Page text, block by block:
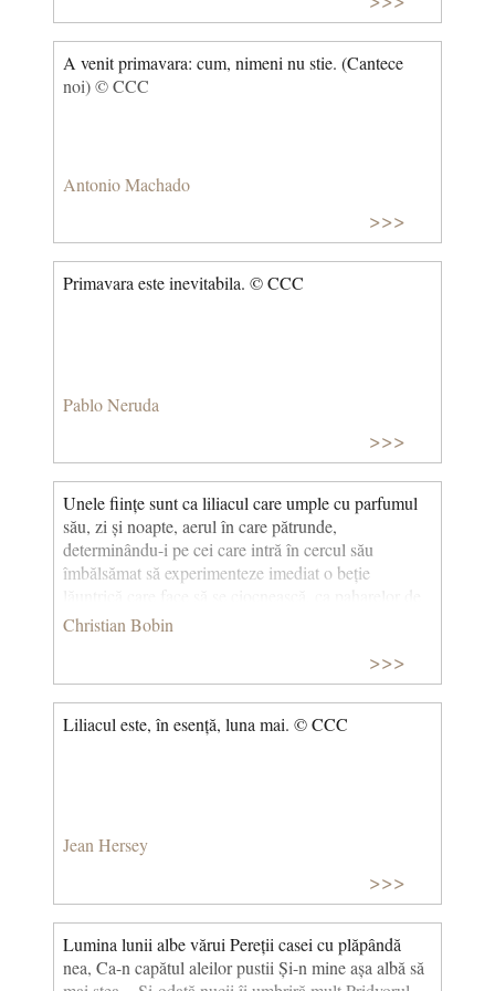
A venit primavara: cum, nimeni nu stie. (Cantece
noi) © CCC
Antonio Machado
>>>
Primavara este inevitabila. © CCC
Pablo Neruda
>>>
Unele ființe sunt ca liliacul care umple cu parfumul
său, zi și noapte, aerul în care pătrunde,
determinându-i pe cei care intră în cercul său
îmbălsămat să experimenteze imediat o beție
lăuntrică care face să se ciocnească, ca paharelor de
cristal de Boemia, atomii sufletelor lor. (Louise
Christian Bobin
>>>
Liliacul este, în esență, luna mai. © CCC
Jean Hersey
>>>
Lumina lunii albe vărui Pereții casei cu plăpândă
nea, Ca-n capătul aleilor pustii Și-n mine așa albă să